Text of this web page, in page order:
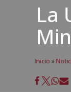
La
Inicio »